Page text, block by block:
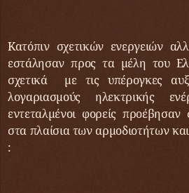
Κατόπιν σχετικών ενεργειών
εστάλησαν προς τα μέλη του
σχετικά με τις υπέρογκες
λογαριασμούς ηλεκτρικής
εντεταλμένοι φορείς προέβησαν
στα πλαίσια των αρμοδιοτήτων
: